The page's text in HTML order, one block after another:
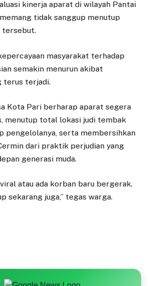
kinerja aparat di wilayah Pantai
tidak sanggup menutup
tersebut.
masyarakat terhadap
semakin menurun akibat
terus terjadi.
Kota Pari berharap aparat segera
menutup total lokasi judi tembak
pengelolanya, serta membersihkan
dari praktik perjudian yang
generasi muda.
atau ada korban baru bergerak.
sekarang juga,” tegas warga.